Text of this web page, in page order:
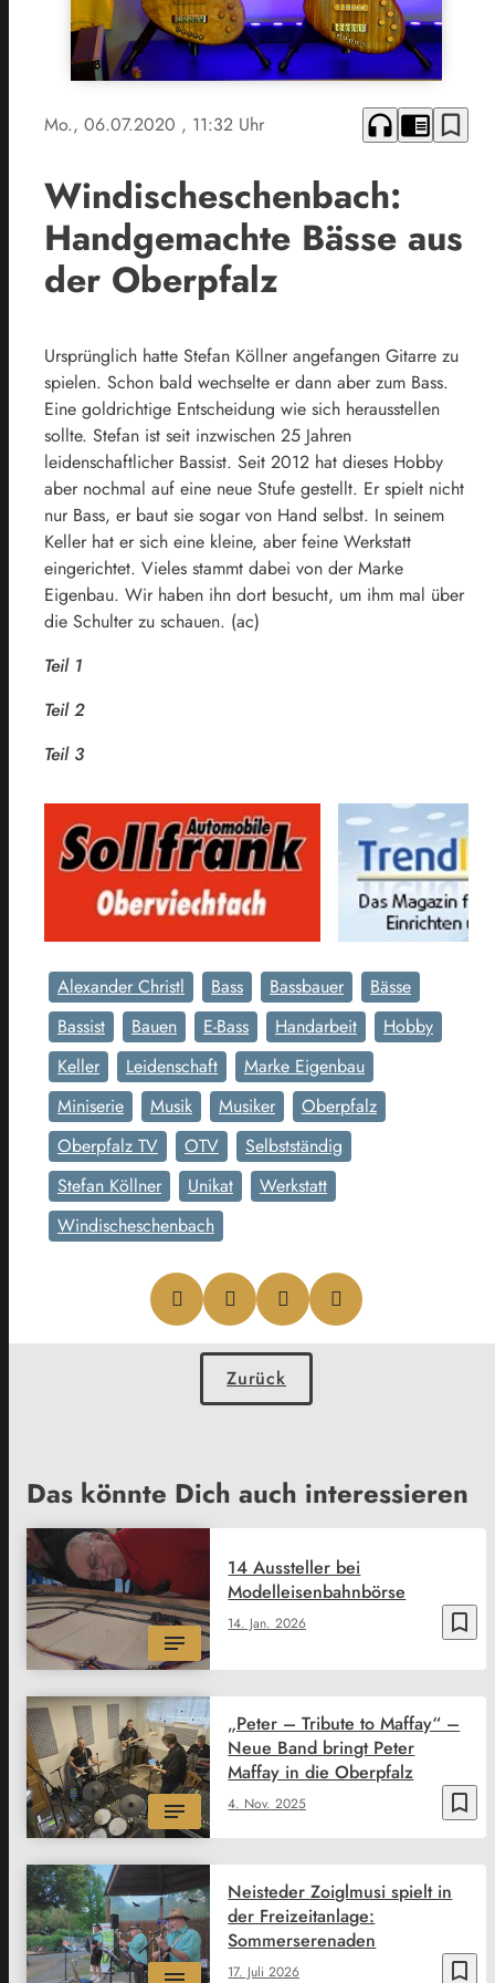
Mo., 06.07.2020 , 11:32 Uhr headphones chrome_reader_mode bookmark_border
Windischeschenbach:
Handgemachte Bässe aus
der Oberpfalz
Ursprünglich hatte Stefan Köllner angefangen Gitarre zu
spielen. Schon bald wechselte er dann aber zum Bass.
Eine goldrichtige Entscheidung wie sich herausstellen
sollte. Stefan ist seit inzwischen 25 Jahren
leidenschaftlicher Bassist. Seit 2012 hat dieses Hobby
aber nochmal auf eine neue Stufe gestellt. Er spielt nicht
nur Bass, er baut sie sogar von Hand selbst. In seinem
Keller hat er sich eine kleine, aber feine Werkstatt
eingerichtet. Vieles stammt dabei von der Marke
Eigenbau. Wir haben ihn dort besucht, um ihm mal über
die Schulter zu schauen. (ac)
Teil 1
Teil 2
Teil 3
Alexander Christl Bass Bassbauer
Bässe
Bassist
Bauen E-Bass Handarbeit
Hobby
Keller
Leidenschaft
Marke Eigenbau
Miniserie
Musik Musiker
Oberpfalz
Oberpfalz TV
OTV
Selbstständig
Stefan Köllner
Unikat
Werkstatt
Windischeschenbach
Zurück
Das könnte Dich auch interessieren
bookmark_border
14. Jan. 2026
14 Aussteller bei
Modelleisenbahnbörse
bookmark_border
4. Nov. 2025
„Peter – Tribute to Maffay“ –
Neue Band bringt Peter
Maffay in die Oberpfalz
bookmark_border
17. Juli 2026
Neisteder Zoiglmusi spielt in
der Freizeitanlage:
Sommerserenaden